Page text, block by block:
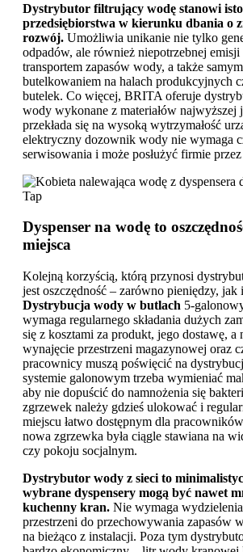
Dystrybutor filtrujący wodę stanowi
przedsiębiorstwa w kierunku dbania o
rozwój. Umożliwia unikanie nie tylko
odpadów, ale również niepotrzebnej
transportem zapasów wody, a także
butelkowaniem na halach produkcyjnych
butelek. Co więcej, BRITA oferuje
wody wykonane z materiałów najwyższej
przekłada się na wysoką wytrzymałość
elektryczny dozownik wody nie wymaga
serwisowania i może posłużyć firmie
Dyspenser na wodę to
miejsca
Kolejną korzyścią, którą przynosi
jest oszczędność – zarówno pieniędzy, jak
Dystrybucja wody w butlach 5-
wymaga regularnego składania dużych
się z kosztami za produkt, jego dostawę, a
wynajęcie przestrzeni magazynowej oraz
pracownicy muszą poświęcić na
systemie galonowym trzeba wymieniać
aby nie dopuścić do namnożenia się
zgrzewek należy gdzieś ulokować i
miejscu łatwo dostępnym dla
nowa zgrzewka była ciągle stawiana na
czy pokoju socjalnym.
Dystrybutor wody z sieci to
wybrane dyspensery mogą być nawet
kuchenny kran. Nie wymaga
przestrzeni do przechowywania zapasów
na bieżąco z instalacji. Poza tym